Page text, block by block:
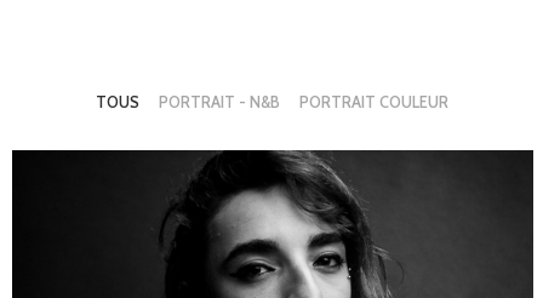
TOUS PORTRAIT - N&B PORTRAIT COULEUR